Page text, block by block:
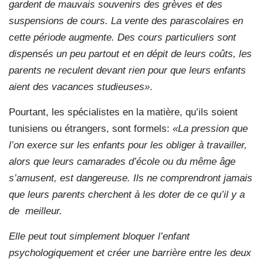
gardent de mauvais souvenirs des grèves et des
suspensions de cours. La vente des parascolaires en
cette période augmente. Des cours particuliers sont
dispensés un peu partout et en dépit de leurs coûts, les
parents ne reculent devant rien pour que leurs enfants
aient des vacances studieuses».
Pourtant, les spécialistes en la matière, qu’ils soient
tunisiens ou étrangers, sont formels: «La pression que
l’on exerce sur les enfants pour les obliger à travailler,
alors que leurs camarades d’école ou du même âge
s’amusent, est dangereuse. Ils ne comprendront jamais
que leurs parents cherchent à les doter de ce qu’il y a
de meilleur.
Elle peut tout simplement bloquer l’enfant
psychologiquement et créer une barrière entre les deux